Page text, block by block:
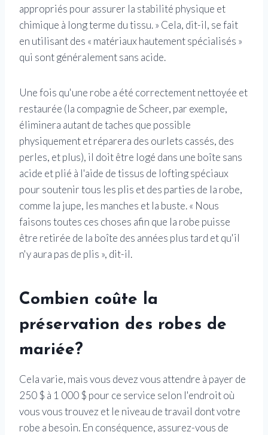
appropriés pour assurer la stabilité physique et
chimique à long terme du tissu. » Cela, dit-il, se fait
en utilisant des « matériaux hautement spécialisés »
qui sont généralement sans acide.
Une fois qu'une robe a été correctement nettoyée et
restaurée (la compagnie de Scheer, par exemple,
éliminera autant de taches que possible
physiquement et réparera des ourlets cassés, des
perles, et plus), il doit être logé dans une boîte sans
acide et plié à l'aide de tissus de lofting spéciaux
pour soutenir tous les plis et des parties de la robe,
comme la jupe, les manches et la buste. « Nous
faisons toutes ces choses afin que la robe puisse
être retirée de la boîte des années plus tard et qu'il
n'y aura pas de plis », dit-il.
Combien coûte la
préservation des robes de
mariée?
Cela varie, mais vous devez vous attendre à payer de
250 $ à 1 000 $ pour ce service selon l'endroit où
vous vous trouvez et le niveau de travail dont votre
robe a besoin. En conséquence, assurez-vous de